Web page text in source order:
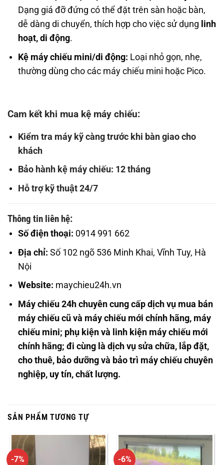
Dạng giá đỡ đứng có thể đặt trên sàn hoặc bàn,
dễ dàng di chuyển, thích hợp cho việc sử dụng linh
hoạt, di động.
Kệ máy chiếu mini/di động: Loại nhỏ gọn, nhẹ,
thường dùng cho các máy chiếu mini hoặc Pico.
Cam kết khi mua kệ máy chiếu:
Kiểm tra máy kỹ càng trước khi bàn giao cho
khách
Bảo hành kệ máy chiếu: 12 tháng
Hỗ trợ kỹ thuật 24/7
Thông tin liên hệ:
Số điện thoại: 0914 991 662
Địa chỉ: Số 102 ngõ 536 Minh Khai, Vĩnh Tuy, Hà
Nội
Website: maychieu24h.vn
Máy chiếu 24h chuyên cung cấp dịch vụ mua bán
máy chiếu cũ và máy chiếu mới chính hãng, máy
chiếu mini; phụ kiện và linh kiện máy chiếu mới
chính hãng; đi cùng là dịch vụ sửa chữa, lắp đặt,
cho thuê, bảo dưỡng và bảo trì máy chiếu chuyên
nghiệp, uy tín, chất lượng.
SẢN PHẨM TƯƠNG TỰ
-7% -6%